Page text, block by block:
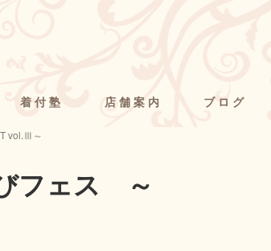
着付塾 店舗案内 ブログ
vol.Ⅲ～
フェス ～